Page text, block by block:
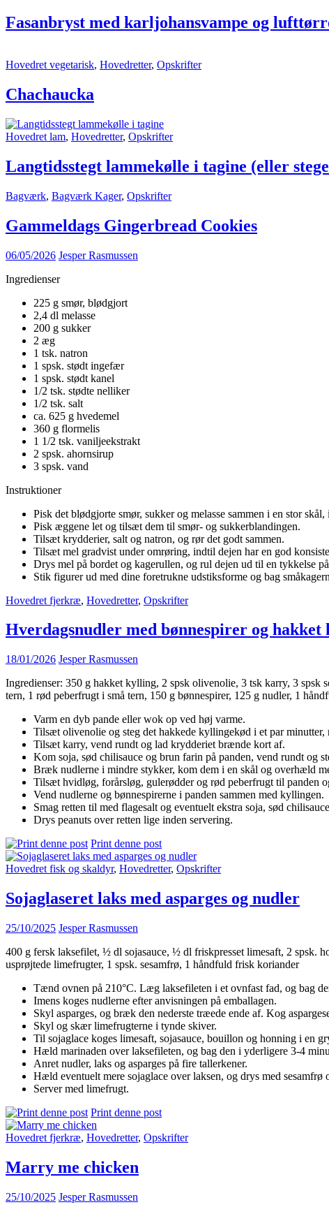
Fasanbryst med karljohansvampe og
Hovedret vegetarisk, Hovedretter, Opskrifter
Chachaucka
Hovedret lam, Hovedretter, Opskrifter
Langtidsstegt lammekølle i tagine (eller
Bagværk, Bagværk Kager, Opskrifter
Gammeldags Gingerbread Cookies
06/05/2026 Jesper Rasmussen
​Ingredienser
225 g smør, blødgjort
2,4 dl melasse
200 g sukker
2 æg
1 tsk. natron
1 spsk. stødt ingefær
1 spsk. stødt kanel
1/2 tsk. stødte nelliker
1/2 tsk. salt
ca. 625 g hvedemel
360 g flormelis
1 1/2 tsk. vaniljeekstrakt
2 spsk. ahornsirup
3 spsk. vand
​Instruktioner
Pisk det blødgjorte smør, sukker og melasse sammen i en stor
Pisk æggene let og tilsæt dem til smør- og sukkerblandingen.
Tilsæt krydderier, salt og natron, og rør det godt sammen.
Tilsæt mel gradvist under omrøring, indtil dejen har en god
Drys mel på bordet og kagerullen, og rul dejen ud til en tykkelse
Stik figurer ud med dine foretrukne udstiksforme og bag
Hovedret fjerkræ, Hovedretter, Opskrifter
Hverdagsnudler med bønnespirer og
18/01/2026 Jesper Rasmussen
Ingredienser: 350 g hakket kylling, 2 spsk olivenolie, 3 tsk karry, 3 spsk
tern, 1 rød peberfrugt i små tern, 150 g bønnespirer, 125 g nudler, 1
Varm en dyb pande eller wok op ved høj varme.
Tilsæt olivenolie og steg det hakkede kyllingekød i et par minutter,
Tilsæt karry, vend rundt og lad krydderiet brænde kort af.
Kom soja, sød chilisauce og brun farin på panden, vend rundt og
Bræk nudlerne i mindre stykker, kom dem i en skål og overhæld
Tilsæt hvidløg, forårsløg, gulerødder og rød peberfrugt til panden
Vend nudlerne og bønnespirerne i panden sammen med kyllingen.
Smag retten til med flagesalt og eventuelt ekstra soja, sød
Drys peanuts over retten lige inden servering.
Print denne post
Hovedret fisk og skaldyr, Hovedretter, Opskrifter
Sojaglaseret laks med asparges og nudler
25/10/2025 Jesper Rasmussen
400 g fersk laksefilet, ½ dl sojasauce, ½ dl friskpresset limesaft, 2 spsk.
usprøjtede limefrugter, 1 spsk. sesamfrø, 1 håndfuld frisk koriander
Tænd ovnen på 210°C. Læg laksefileten i et ovnfast fad, og bag
Imens koges nudlerne efter anvisningen på emballagen.
Skyl asparges, og bræk den nederste træede ende af. Kog
Skyl og skær limefrugterne i tynde skiver.
Til sojaglace koges limesaft, sojasauce, bouillon og honning i en
Hæld marinaden over laksefileten, og bag den i yderligere 3-4
Anret nudler, laks og asparges på fire tallerkener.
Hæld eventuelt mere sojaglace over laksen, og drys med sesamfrø
Server med limefrugt.
Print denne post
Hovedret fjerkræ, Hovedretter, Opskrifter
Marry me chicken
25/10/2025 Jesper Rasmussen